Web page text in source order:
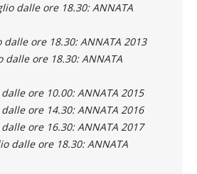
dalle ore 18.30: ANNATA
ore 18.30: ANNATA 2013
dalle ore 18.30: ANNATA
ore 10.00: ANNATA 2015
ore 14.30: ANNATA 2016
ore 16.30: ANNATA 2017
dalle ore 18.30: ANNATA